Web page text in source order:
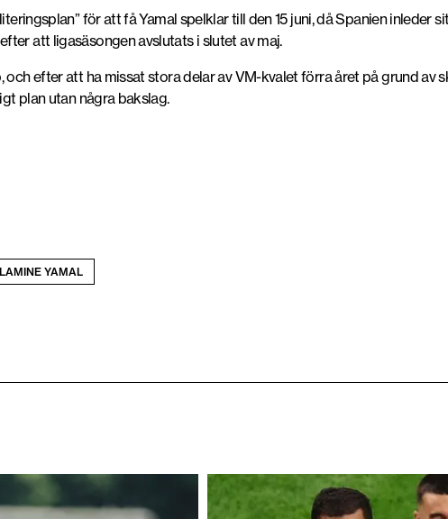
för att få Yamal spelklar till den 15 juni, då Spanien inleder
att ligasäsongen avslutats i slutet av maj.
efter att ha missat stora delar av VM-kvalet förra året på grund av
plan utan några bakslag.
LAMINE YAMAL